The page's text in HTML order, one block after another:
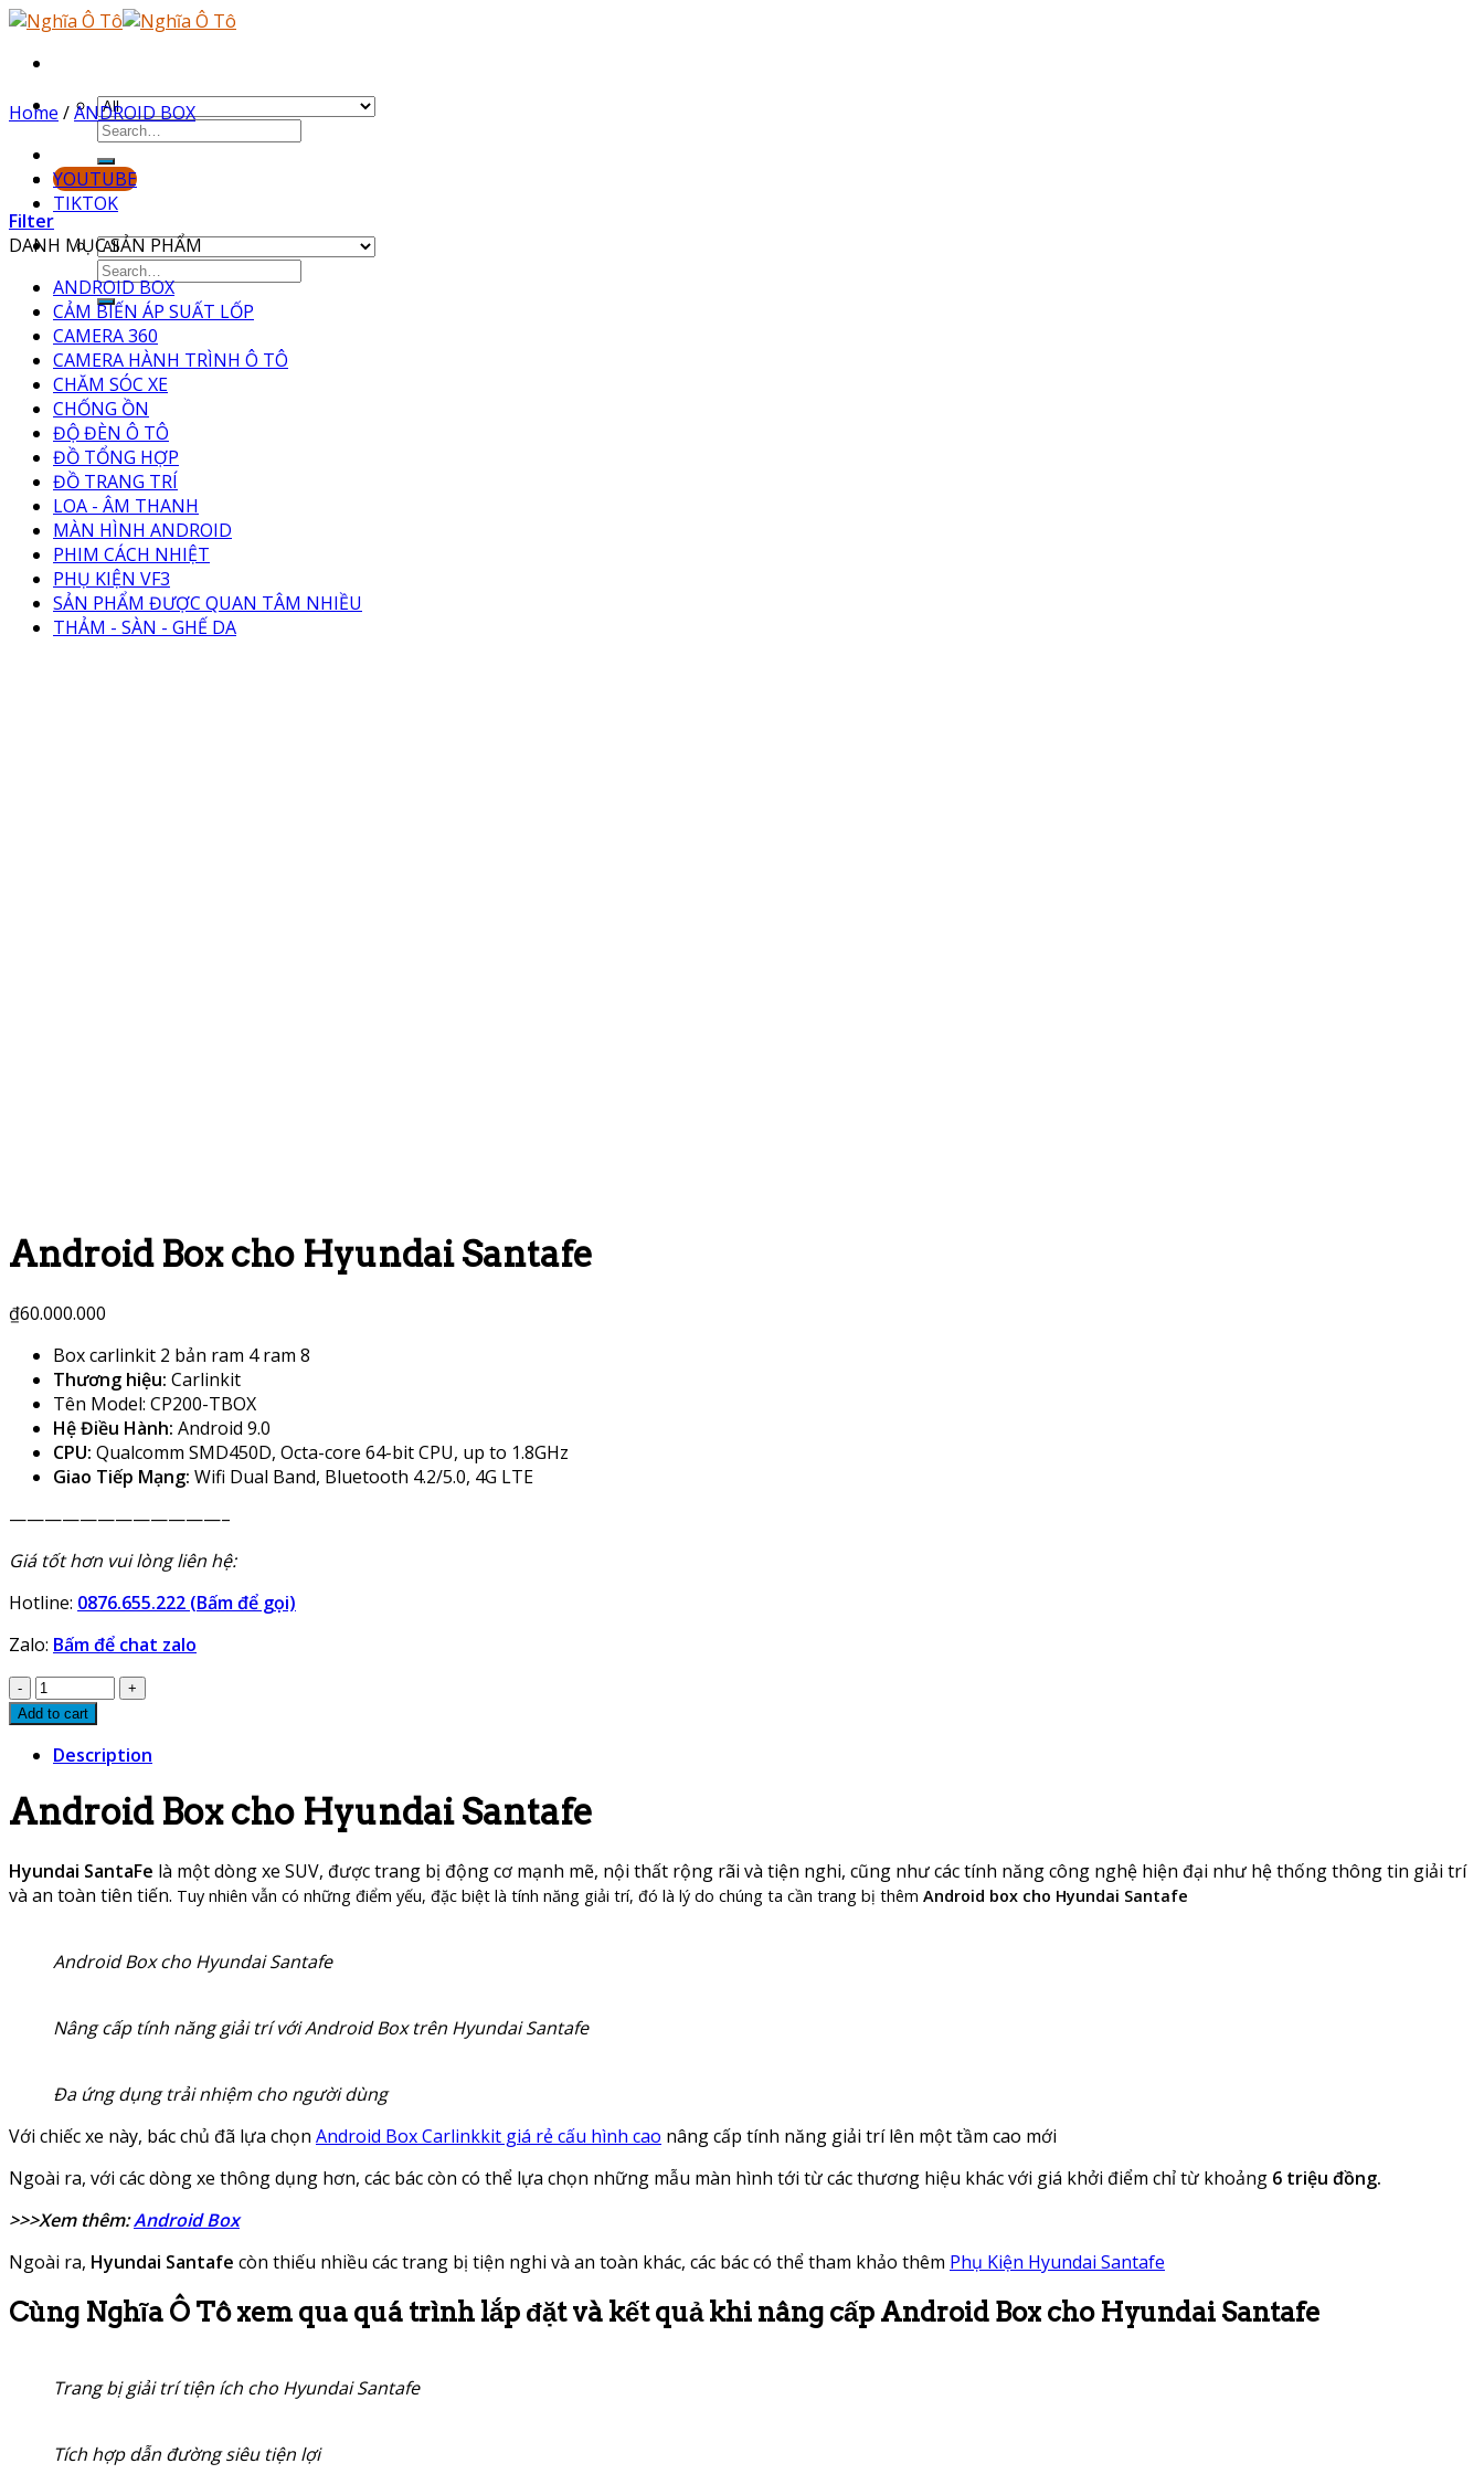
Skip
content
YOUTUBE
TIKTOK
Home /ANDROID BOX
Filter
DANH MỤC SẢN PHẨM
ANDROID BOX
CẢM BIẾN ÁP SUẤT LỐP
CAMERA 360
CAMERA HÀNH TRÌNH Ô TÔ
CHĂM SÓC XE
CHỐNG ỒN
ĐỘ ĐÈN Ô TÔ
ĐỒ TỔNG HỢP
ĐỒ TRANG TRÍ
LOA - ÂM THANH
MÀN HÌNH ANDROID
PHIM CÁCH NHIỆT
PHỤ KIỆN VF3
SẢN PHẨM ĐƯỢC QUAN TÂM NHIỀU
THẢM - SÀN - GHẾ DA
Android Box cho Hyundai Santafe
₫60.000.000
Box carlinkit 2 bản ram 4 ram 8
Thương hiệu: Carlinkit
Tên Model: CP200-TBOX
Hệ Điều Hành: Android 9.0
CPU: Qualcomm SMD450D, Octa-core 64-bit CPU, up to 1.8GHz
Giao Tiếp Mạng: Wifi Dual Band, Bluetooth 4.2/5.0, 4G LTE
————————————–
Giá tốt hơn vui lòng liên hệ:
Hotline: 0876.655.222 (Bấm để gọi)
Zalo: Bấm để chat zalo
Android
Box
Hyundai
quantity
Add to cart
Description
Android Box cho Hyundai Santafe
Hyundai SantaFe là một dòng xe SUV, được trang bị động cơ mạnh mẽ, nội thất rộng rãi và tiện nghi, cũng như các tính năng công nghệ hiện đại như hệ thống thông tin giải trí
và an toàn tiên tiến. Tuy nhiên vẫn có những điểm yếu, đặc biệt là tính năng giải trí, đó là lý do chúng ta cần trang bị thêm Android box cho Hyundai Santafe
Android Box cho Hyundai Santafe
Nâng cấp tính năng giải trí với Android Box trên Hyundai Santafe
Đa ứng dụng trải nhiệm cho người dùng
Với chiếc xe này, bác chủ đã lựa chọn Android Box Carlinkkit giá rẻ cấu hình cao nâng cấp tính năng giải trí lên một tầm cao mới
Ngoài ra, với các dòng xe thông dụng hơn, các bác còn có thể lựa chọn những mẫu màn hình tới từ các thương hiệu khác với giá khởi điểm chỉ từ khoảng 6 triệu đồng.
>>>Xem thêm:Android Box
Ngoài ra, Hyundai Santafe còn thiếu nhiều các trang bị tiện nghi và an toàn khác, các bác có thể tham khảo thêm Phụ Kiện Hyundai Santafe
Cùng Nghĩa Ô Tôxem qua quá trình lắp đặt và kết quả khi nâng cấp Android Box cho Hyundai Santafe
Trang bị giải trí tiện ích cho Hyundai Santafe
Tích hợp dẫn đường siêu tiện lợi